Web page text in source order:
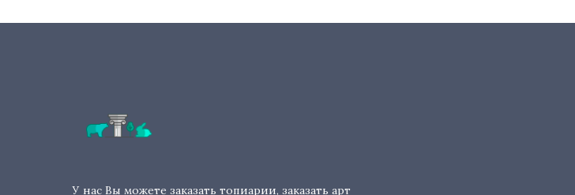
У нас Вы можете заказать топиарии, заказать арт